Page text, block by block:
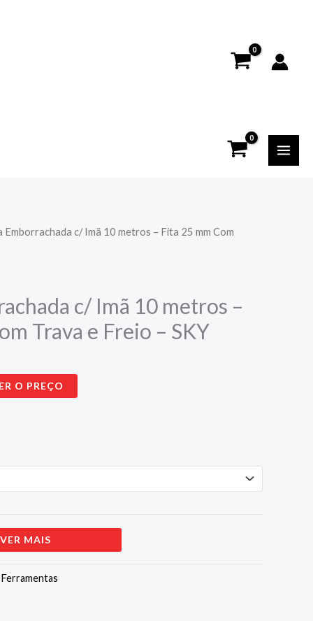
Emborrachada c/ Imã 10 metros – Fita 25 mm Com
c/ Imã 10 metros –
Trava e Freio – SKY
O PREÇO
VER MAIS
Ferramentas